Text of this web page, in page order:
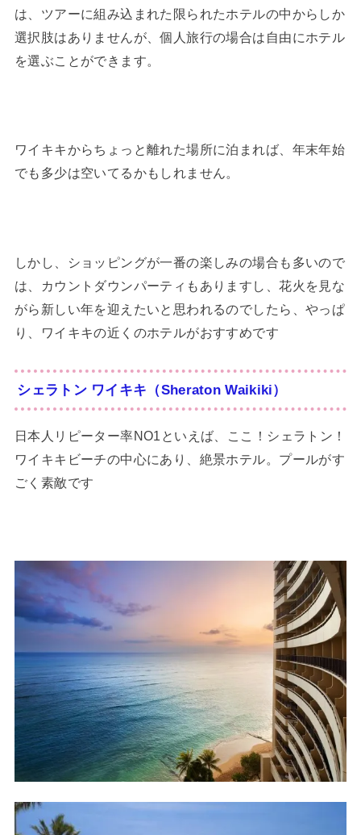
は、ツアーに組み込まれた限られたホテルの中からしか
選択肢はありませんが、個人旅行の場合は自由にホテル
を選ぶことができます。
ワイキキからちょっと離れた場所に泊まれば、年末年始
でも多少は空いてるかもしれません。
しかし、ショッピングが一番の楽しみの場合も多いので
は、カウントダウンパーティもありますし、花火を見な
がら新しい年を迎えたいと思われるのでしたら、やっぱ
り、ワイキキの近くのホテルがおすすめです
シェラトン ワイキキ（Sheraton Waikiki）
日本人リピーター率NO1といえば、ここ！シェラトン！
ワイキキビーチの中心にあり、絶景ホテル。プールがす
ごく素敵です